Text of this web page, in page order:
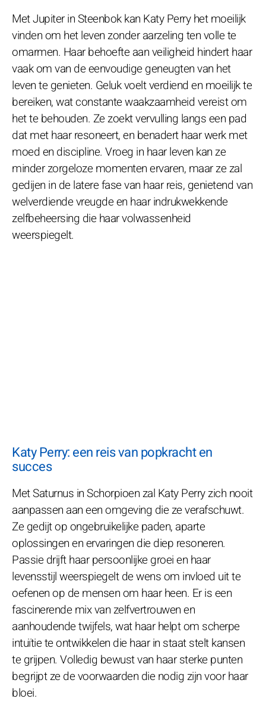
Met Jupiter in Steenbok kan Katy Perry het moeilijk
vinden om het leven zonder aarzeling ten volle te
omarmen. Haar behoefte aan veiligheid hindert haar
vaak om van de eenvoudige geneugten van het
leven te genieten. Geluk voelt verdiend en moeilijk te
bereiken, wat constante waakzaamheid vereist om
het te behouden. Ze zoekt vervulling langs een pad
dat met haar resoneert, en benadert haar werk met
moed en discipline. Vroeg in haar leven kan ze
minder zorgeloze momenten ervaren, maar ze zal
gedijen in de latere fase van haar reis, genietend van
welverdiende vreugde en haar indrukwekkende
zelfbeheersing die haar volwassenheid
weerspiegelt.
Katy Perry: een reis van popkracht en
succes
Met Saturnus in Schorpioen zal Katy Perry zich nooit
aanpassen aan een omgeving die ze verafschuwt.
Ze gedijt op ongebruikelijke paden, aparte
oplossingen en ervaringen die diep resoneren.
Passie drijft haar persoonlijke groei en haar
levensstijl weerspiegelt de wens om invloed uit te
oefenen op de mensen om haar heen. Er is een
fascinerende mix van zelfvertrouwen en
aanhoudende twijfels, wat haar helpt om scherpe
intuïtie te ontwikkelen die haar in staat stelt kansen
te grijpen. Volledig bewust van haar sterke punten
begrijpt ze de voorwaarden die nodig zijn voor haar
bloei.